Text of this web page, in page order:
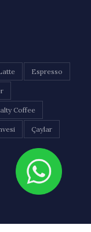
Espresso
Coffee
Çaylar